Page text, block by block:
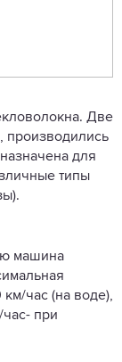
Две
производились
для
типы
машина
км/час (на воде),
при